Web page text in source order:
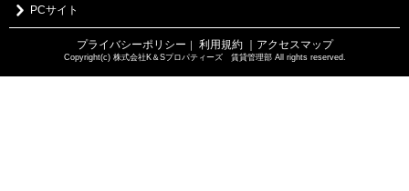
PCサイト
プライバシーポリシー ｜ 利用規約 ｜アクセスマップ
Copyright(c) 株式会社K＆Sプロパティーズ 賃貸管理部 All rights reserved.